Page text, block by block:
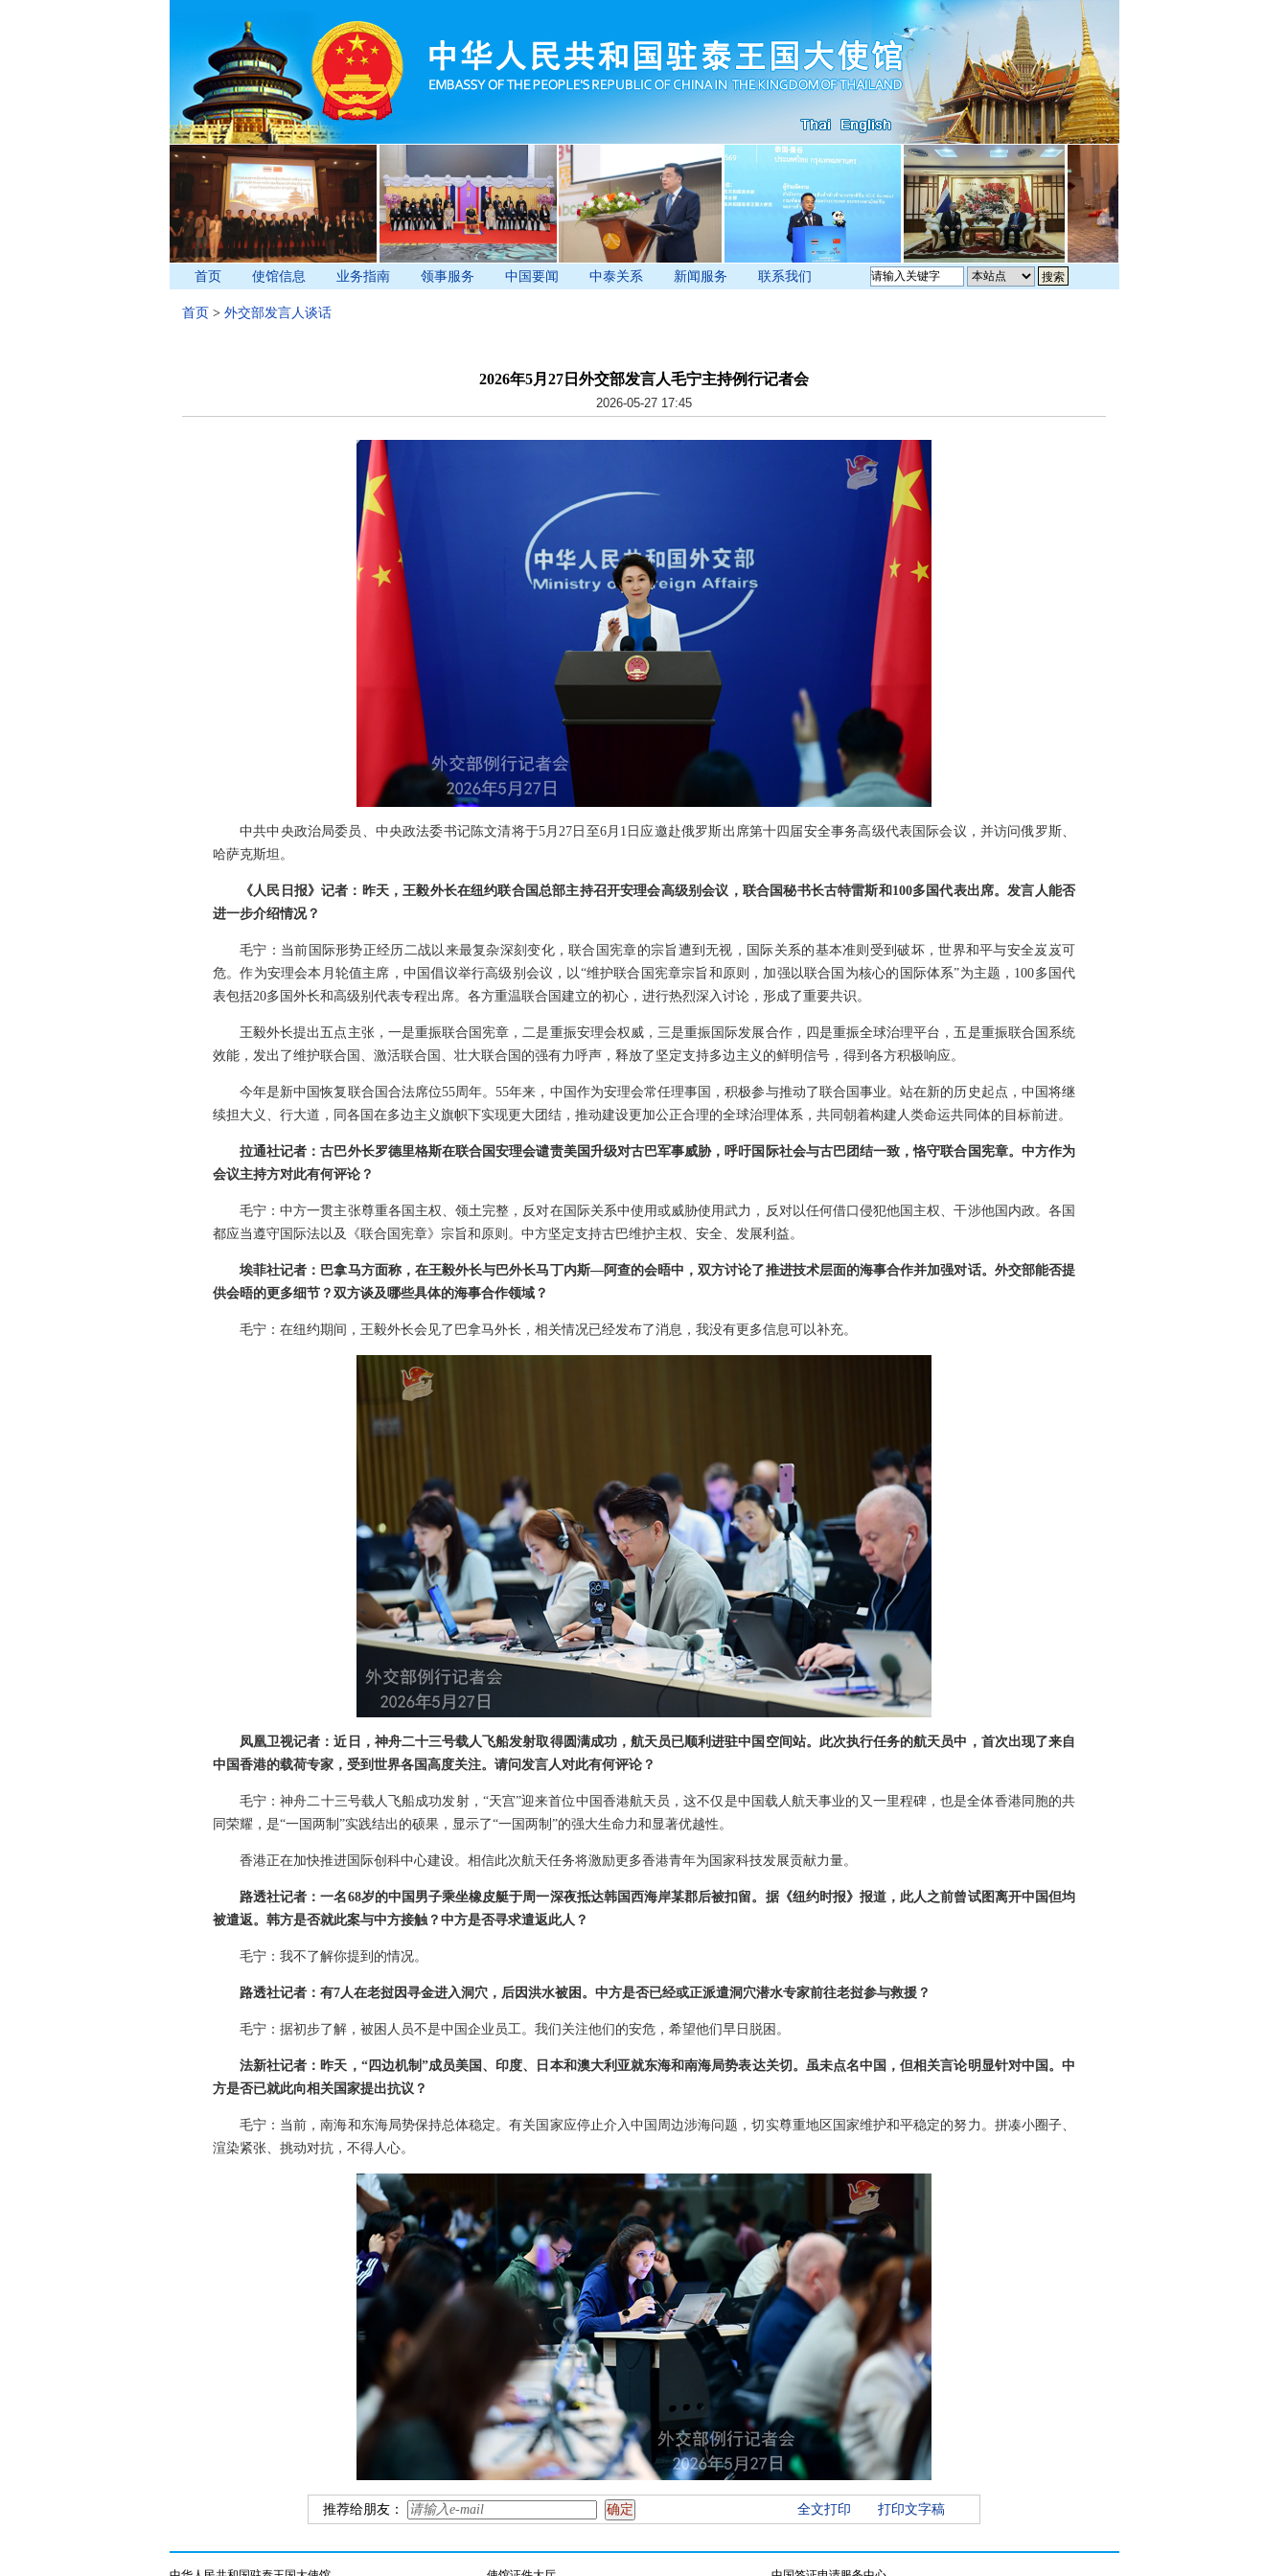
首页 使馆信息 业务指南 领事服务 中国要闻 中泰关系 新闻服务 联系我们
首页 > 外交部发言人谈话
2026年5月27日外交部发言人毛宁主持例行记者会
2026-05-27 17:45
中共中央政治局委员、中央政法委书记陈文清将于5月27日至6月1日应邀赴俄罗斯出席第十四届安全事务高级代表国际会议，并访问俄罗斯、
哈萨克斯坦。
《人民日报》记者：昨天，王毅外长在纽约联合国总部主持召开安理会高级别会议，联合国秘书长古特雷斯和100多国代表出席。发言人能否
进一步介绍情况？
毛宁：当前国际形势正经历二战以来最复杂深刻变化，联合国宪章的宗旨遭到无视，国际关系的基本准则受到破坏，世界和平与安全岌岌可
危。作为安理会本月轮值主席，中国倡议举行高级别会议，以“维护联合国宪章宗旨和原则，加强以联合国为核心的国际体系”为主题，100多国代
表包括20多国外长和高级别代表专程出席。各方重温联合国建立的初心，进行热烈深入讨论，形成了重要共识。
王毅外长提出五点主张，一是重振联合国宪章，二是重振安理会权威，三是重振国际发展合作，四是重振全球治理平台，五是重振联合国系统
效能，发出了维护联合国、激活联合国、壮大联合国的强有力呼声，释放了坚定支持多边主义的鲜明信号，得到各方积极响应。
今年是新中国恢复联合国合法席位55周年。55年来，中国作为安理会常任理事国，积极参与推动了联合国事业。站在新的历史起点，中国将继
续担大义、行大道，同各国在多边主义旗帜下实现更大团结，推动建设更加公正合理的全球治理体系，共同朝着构建人类命运共同体的目标前进。
拉通社记者：古巴外长罗德里格斯在联合国安理会谴责美国升级对古巴军事威胁，呼吁国际社会与古巴团结一致，恪守联合国宪章。中方作为
会议主持方对此有何评论？
毛宁：中方一贯主张尊重各国主权、领土完整，反对在国际关系中使用或威胁使用武力，反对以任何借口侵犯他国主权、干涉他国内政。各国
都应当遵守国际法以及《联合国宪章》宗旨和原则。中方坚定支持古巴维护主权、安全、发展利益。
埃菲社记者：巴拿马方面称，在王毅外长与巴外长马丁内斯—阿查的会晤中，双方讨论了推进技术层面的海事合作并加强对话。外交部能否提
供会晤的更多细节？双方谈及哪些具体的海事合作领域？
毛宁：在纽约期间，王毅外长会见了巴拿马外长，相关情况已经发布了消息，我没有更多信息可以补充。
凤凰卫视记者：近日，神舟二十三号载人飞船发射取得圆满成功，航天员已顺利进驻中国空间站。此次执行任务的航天员中，首次出现了来自
中国香港的载荷专家，受到世界各国高度关注。请问发言人对此有何评论？
毛宁：神舟二十三号载人飞船成功发射，“天宫”迎来首位中国香港航天员，这不仅是中国载人航天事业的又一里程碑，也是全体香港同胞的共
同荣耀，是“一国两制”实践结出的硕果，显示了“一国两制”的强大生命力和显著优越性。
香港正在加快推进国际创科中心建设。相信此次航天任务将激励更多香港青年为国家科技发展贡献力量。
路透社记者：一名68岁的中国男子乘坐橡皮艇于周一深夜抵达韩国西海岸某郡后被扣留。据《纽约时报》报道，此人之前曾试图离开中国但均
被遣返。韩方是否就此案与中方接触？中方是否寻求遣返此人？
毛宁：我不了解你提到的情况。
路透社记者：有7人在老挝因寻金进入洞穴，后因洪水被困。中方是否已经或正派遣洞穴潜水专家前往老挝参与救援？
毛宁：据初步了解，被困人员不是中国企业员工。我们关注他们的安危，希望他们早日脱困。
法新社记者：昨天，“四边机制”成员美国、印度、日本和澳大利亚就东海和南海局势表达关切。虽未点名中国，但相关言论明显针对中国。中
方是否已就此向相关国家提出抗议？
毛宁：当前，南海和东海局势保持总体稳定。有关国家应停止介入中国周边涉海问题，切实尊重地区国家维护和平稳定的努力。拼凑小圈子、
渲染紧张、挑动对抗，不得人心。
推荐给朋友： 全文打印 打印文字稿